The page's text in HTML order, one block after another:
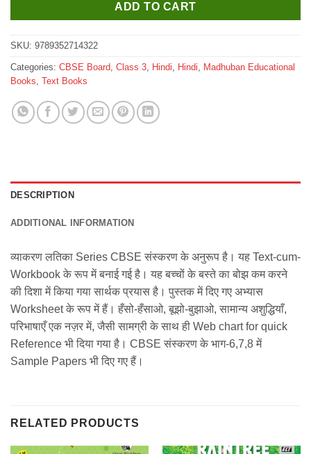
ADD TO CART
SKU: 9789352714322
Categories: CBSE Board Class 3 Hindi Hindi
Madhuban Educational
Books Text Books
DESCRIPTION
ADDITIONAL INFORMATION
व्याकरण लतिका Series CBSE संस्करण के अनुरूप है। यह Text-cum-
Workbook के रूप में बनाई गई है। यह बच्‍चों के बस्ते का बोझ कम करने
की दिशा में किया गया सार्थक प्रयास है। पुस्तक में दिए गए अभ्यास
Worksheet के रूप में हैं। हँसो-हँसाओ, बूझो-बुझाओ, सामान्य अशुद्धियाँ,
परिभाषाएँ एक नज़र में, जैसी सामग्री के साथ ही Web chart for quick
Reference भी दिया गया है। CBSE संस्करण के भाग-6,7,8 में
Sample Papers भी दिए गए हैं।
RELATED PRODUCTS